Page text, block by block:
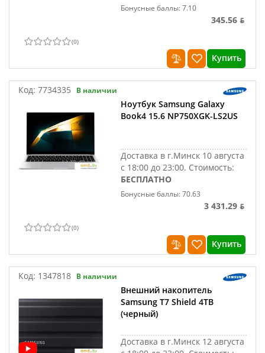
Бонусные баллы: 7.10
345.56 ƃ
(0)
Купить
Код: 7734335 В наличии
Ноутбук Samsung Galaxy
Book4 15.6 NP750XGK-LS2US
Доставка в г.Минск 10 августа
с 18:00 до 23:00. Стоимость:
БЕСПЛАТНО
Бонусные баллы: 70.63
3 431.29 ƃ
(0)
Купить
Код: 1347818 В наличии
Внешний накопитель
Samsung T7 Shield 4TB
(черный)
Доставка в г.Минск 12 августа